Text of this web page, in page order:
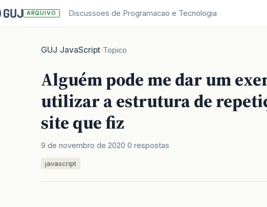
ARQUIVO Discussoes de Programacao e Tecnologia
GUJ/JavaScript/Topico
Alguém pode me dar um
utilizar a estrutura de
site que fiz
9 de novembro de 2020 0 respostas
javascript